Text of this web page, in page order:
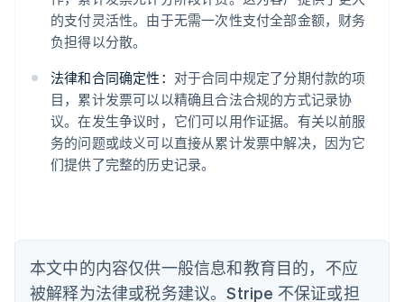
的支付灵活性。由于无需一次性支付全部金额，财务
负担得以分散。
法律和合同确定性： 对于合同中规定了分期付款的项
目，累计发票可以以精确且合法合规的方式记录协
议。在发生争议时，它们可以用作证据。有关以前服
务的问题或歧义可以直接从累计发票中解决，因为它
们提供了完整的历史记录。
本文中的内容仅供一般信息和教育目的，不应
被解释为法律或税务建议。Stripe 不保证或担
English
奥地利
DeutschEnglish
English
巴西
PortuguêsEnglish
保加利亚
English
比利时
丹麦
English
德国
DeutschEnglish